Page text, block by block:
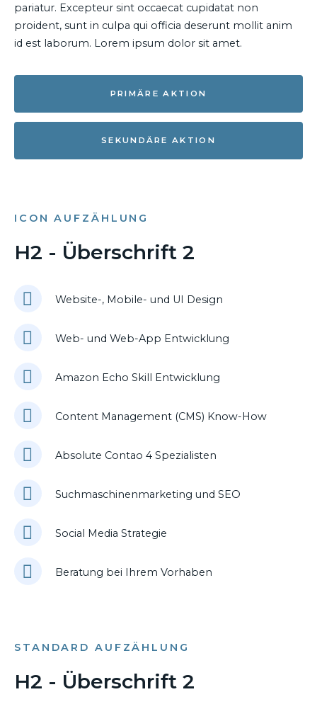
pariatur. Excepteur sint occaecat cupidatat non
proident, sunt in culpa qui officia deserunt mollit anim
id est laborum. Lorem ipsum dolor sit amet.
PRIMÄRE AKTION
SEKUNDÄRE AKTION
ICON AUFZÄHLUNG
H2 - Überschrift 2
Website-, Mobile- und UI Design
Web- und Web-App Entwicklung
Amazon Echo Skill Entwicklung
Content Management (CMS) Know-How
Absolute Contao 4 Spezialisten
Suchmaschinenmarketing und SEO
Social Media Strategie
Beratung bei Ihrem Vorhaben
STANDARD AUFZÄHLUNG
H2 - Überschrift 2